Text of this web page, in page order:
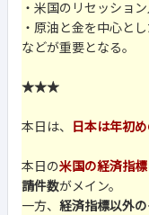
・米国のリセッショ
・原油と金を中心と
などが重要となる。
★★★
本日は、 日本は年初
本日の米国の経済指標
請件数がメイン。
一方、 経済指標以外